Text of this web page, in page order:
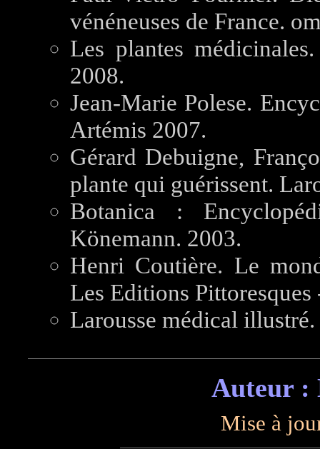
vénéneuses de France.
Les plantes
2008.
Jean-Marie Polese.
Artémis 2007.
Gérard Debuigne,
plante qui guérissent.
Botanica :
Könemann. 2003.
Henri Coutière. Le
Les Editions Pittoresques
Larousse médical
Auteur :
Mise à